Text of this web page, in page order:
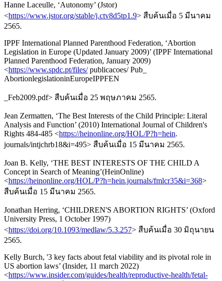
Hanne Laceulle, ‘Autonomy’ (Jstor)
<https://www.jstor.org/stable/j.ctv8d5tp1.9> สืบค้นเมื่อ 5 มีนาคม
2565.
IPPF International Planned Parenthood Federation, ‘Abortion
Legislation in Europe (Updated January 2009)’ (IPPF International
Planned Parenthood Federation, January 2009)
<https://www.spdc.pt/files/publicacoes/ Pub_
AbortionlegislationinEuropeIPPFEN
_Feb2009.pdf> สืบค้นเมื่อ 25 พฤษภาคม 2565.
Jean Zermatten, ‘The Best Interests of the Child Principle: Literal
Analysis and Function’ (2010) International Journal of Children's
Rights 484-485 <https://heinonline.org/HOL/P?h=hein.
journals/intjchrb18&i=495> สืบค้นเมื่อ 15 มีนาคม 2565.
Joan B. Kelly, ‘THE BEST INTERESTS OF THE CHILD A
Concept in Search of Meaning’(HeinOnline)
<https://heinonline.org/HOL/P?h=hein.journals/fmlcr35&i=368>
สืบค้นเมื่อ 15 มีนาคม 2565.
Jonathan Herring, ‘CHILDREN'S ABORTION RIGHTS’ (Oxford
University Press, 1 October 1997)
<https://doi.org/10.1093/medlaw/5.3.257> สืบค้นเมื่อ 30 มิถุนายน
2565.
Kelly Burch, '3 key facts about fetal viability and its pivotal role in
US abortion laws’ (Insider, 11 march 2022)
<https://www.insider.com/guides/health/reproductive-health/fetal-